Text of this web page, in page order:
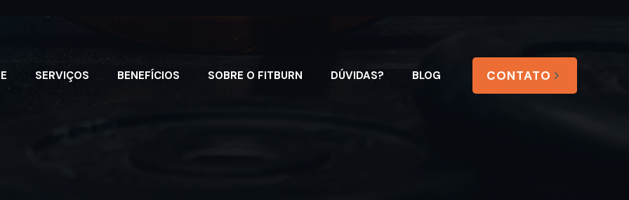
SERVIÇOS BENEFÍCIOS SOBRE O FITBURN DÚVIDAS? BLOG CONTATO